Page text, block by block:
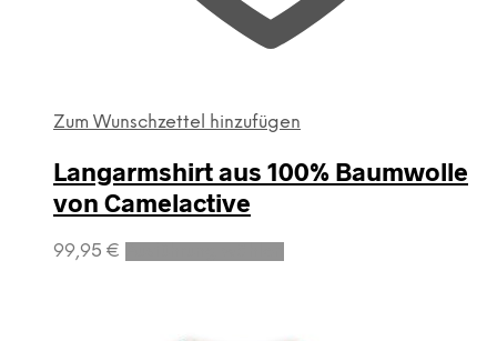
Zum Wunschzettel hinzufügen
Langarmshirt aus 100% Baumwolle
von Camelactive
99,95 €
Dieses